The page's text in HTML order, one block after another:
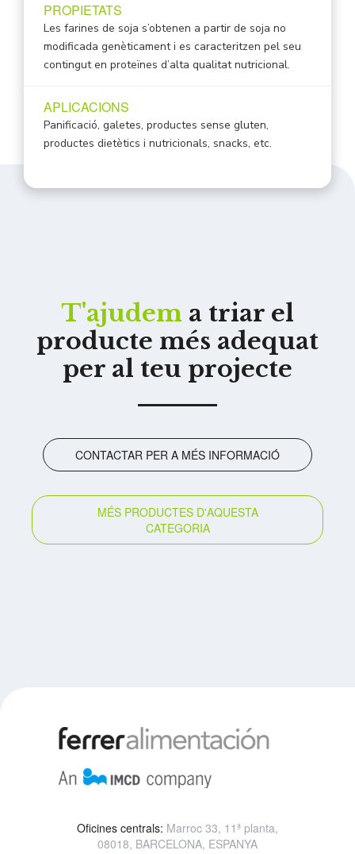
PROPIETATS
Les farines de soja s’obtenen a partir de soja no
modificada genèticament i es caracteritzen pel seu
contingut en proteïnes d’alta qualitat nutricional.
APLICACIONS
Panificació, galetes, productes sense gluten,
productes dietètics i nutricionals, snacks, etc.
T'ajudem a triar el
producte més adequat
per al teu projecte
CONTACTAR PER A MÉS INFORMACIÓ
MÉS PRODUCTES D'AQUESTA
CATEGORIA
Oficines centrals: Marroc 33, 11ª planta,
08018, BARCELONA, ESPANYA